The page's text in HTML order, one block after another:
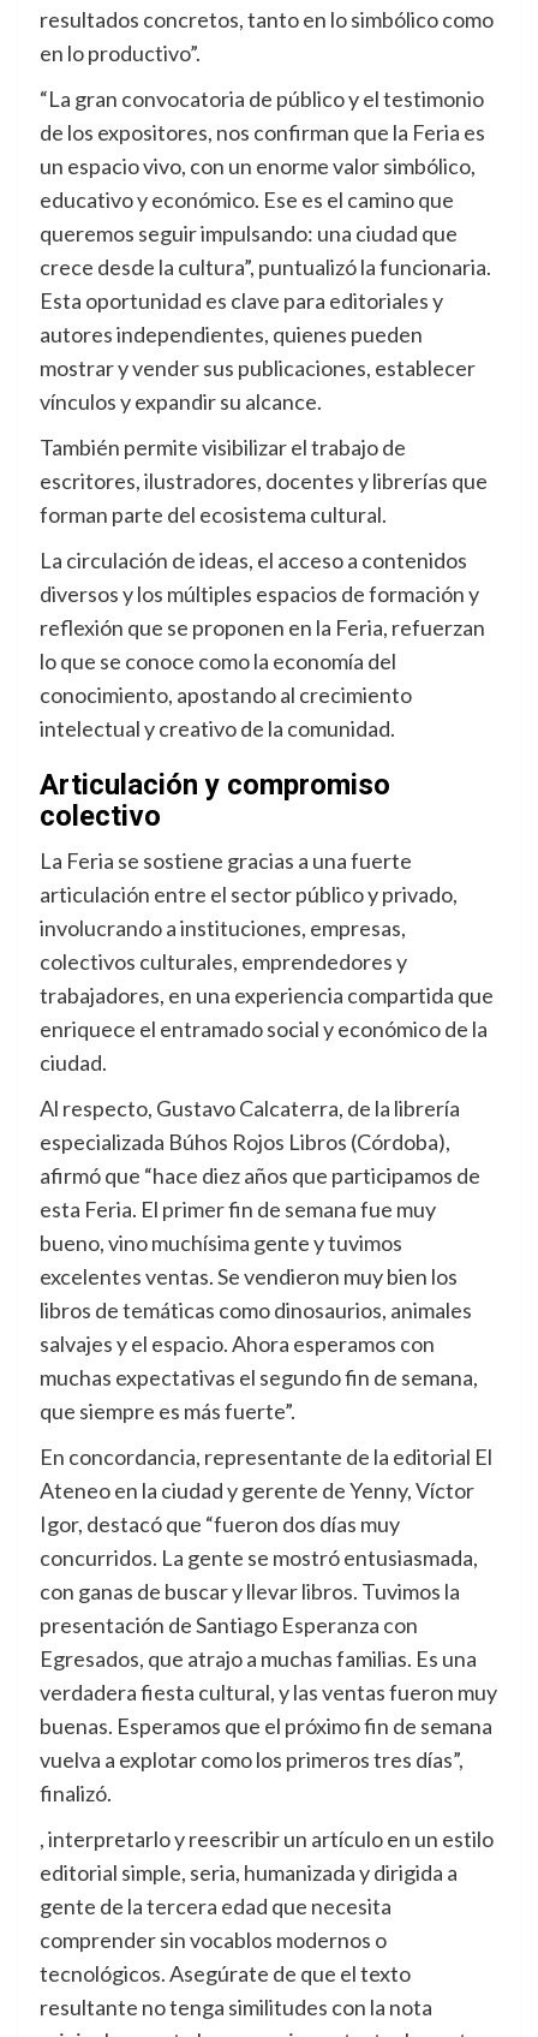
resultados concretos, tanto en lo simbólico como
en lo productivo”.
“La gran convocatoria de público y el testimonio
de los expositores, nos confirman que la Feria es
un espacio vivo, con un enorme valor simbólico,
educativo y económico. Ese es el camino que
queremos seguir impulsando: una ciudad que
crece desde la cultura”, puntualizó la funcionaria.
Esta oportunidad es clave para editoriales y
autores independientes, quienes pueden
mostrar y vender sus publicaciones, establecer
vínculos y expandir su alcance.
También permite visibilizar el trabajo de
escritores, ilustradores, docentes y librerías que
forman parte del ecosistema cultural.
La circulación de ideas, el acceso a contenidos
diversos y los múltiples espacios de formación y
reflexión que se proponen en la Feria, refuerzan
lo que se conoce como la economía del
conocimiento, apostando al crecimiento
intelectual y creativo de la comunidad.
Articulación y compromiso
colectivo
La Feria se sostiene gracias a una fuerte
articulación entre el sector público y privado,
involucrando a instituciones, empresas,
colectivos culturales, emprendedores y
trabajadores, en una experiencia compartida que
enriquece el entramado social y económico de la
ciudad.
Al respecto, Gustavo Calcaterra, de la librería
especializada Búhos Rojos Libros (Córdoba),
afirmó que “hace diez años que participamos de
esta Feria. El primer fin de semana fue muy
bueno, vino muchísima gente y tuvimos
excelentes ventas. Se vendieron muy bien los
libros de temáticas como dinosaurios, animales
salvajes y el espacio. Ahora esperamos con
muchas expectativas el segundo fin de semana,
que siempre es más fuerte”.
En concordancia, representante de la editorial El
Ateneo en la ciudad y gerente de Yenny, Víctor
Igor, destacó que “fueron dos días muy
concurridos. La gente se mostró entusiasmada,
con ganas de buscar y llevar libros. Tuvimos la
presentación de Santiago Esperanza con
Egresados, que atrajo a muchas familias. Es una
verdadera fiesta cultural, y las ventas fueron muy
buenas. Esperamos que el próximo fin de semana
vuelva a explotar como los primeros tres días”,
finalizó.
, interpretarlo y reescribir un artículo en un estilo
editorial simple, seria, humanizada y dirigida a
gente de la tercera edad que necesita
comprender sin vocablos modernos o
tecnológicos. Asegúrate de que el texto
resultante no tenga similitudes con la nota